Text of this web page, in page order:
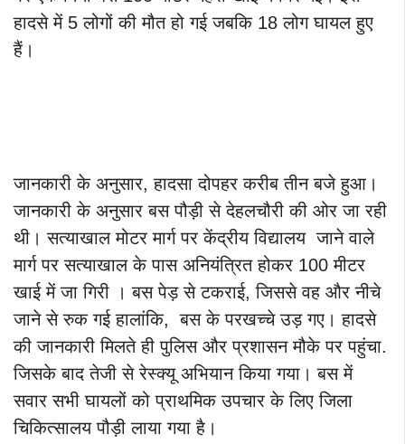
हादसे में 5 लोगों की मौत हो गई जबकि 18 लोग घायल हुए
हैं।
जानकारी के अनुसार, हादसा दोपहर करीब तीन बजे हुआ।
जानकारी के अनुसार बस पौड़ी से देहलचौरी की ओर जा रही
थी। सत्याखाल मोटर मार्ग पर केंद्रीय विद्यालय जाने वाले
मार्ग पर सत्याखाल के पास अनियंत्रित होकर 100 मीटर
खाई में जा गिरी । बस पेड़ से टकराई, जिससे वह और नीचे
जाने से रुक गई हालांकि, बस के परखच्चे उड़ गए। हादसे
की जानकारी मिलते ही पुलिस और प्रशासन मौके पर पहुंचा.
जिसके बाद तेजी से रेस्क्यू अभियान किया गया।बस में
सवार सभी घायलों को प्राथमिक उपचार के लिए जिला
चिकित्सालय पौड़ी लाया गया है।